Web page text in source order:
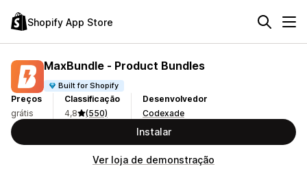
Shopify App Store
MaxBundle ‑ Product Bundles
Built for Shopify
Preços
grátis
Classificação
4,8
(550)
Desenvolvedor
Codexade
Instalar
Ver loja de demonstração